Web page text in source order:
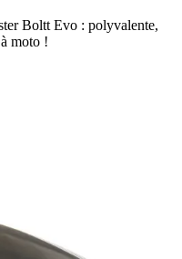
Boltt Evo : polyvalente,
moto !